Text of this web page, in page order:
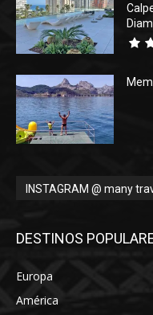
INSTAGRAM @ many
DESTINOS
Europa
América